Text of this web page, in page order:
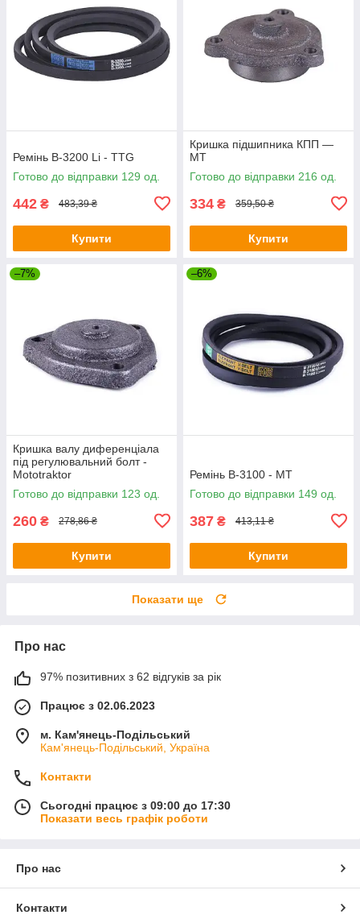
Ремінь В-3200 Li - TTG
Готово до відправки 129 од.
442 ₴ 483,39 ₴
Купити
Кришка підшипника КПП —
МТ
Готово до відправки 216 од.
334 ₴ 359,50 ₴
Купити
–7%
Кришка валу диференціала
під регулювальний болт -
Mototraktor
Готово до відправки 123 од.
260 ₴ 278,86 ₴
Купити
–6%
Ремінь В-3100 - МТ
Готово до відправки 149 од.
387 ₴ 413,11 ₴
Купити
Показати ще
Про нас
97% позитивних з 62 відгуків за рік
Працює з 02.06.2023
м. Кам'янець-Подільський
Кам'янець-Подільський, Україна
Контакти
Сьогодні працює з 09:00 до 17:30
Показати весь графік роботи
Про нас
Контакти